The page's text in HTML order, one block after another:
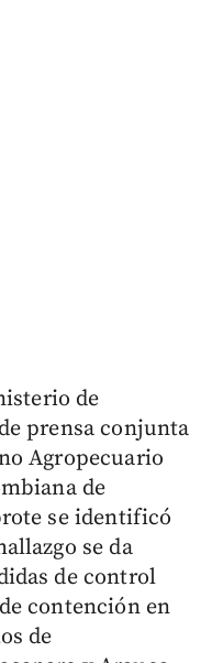
de
prensa conjunta
Agropecuario
de
se identificó
se da
de control
contención en
de